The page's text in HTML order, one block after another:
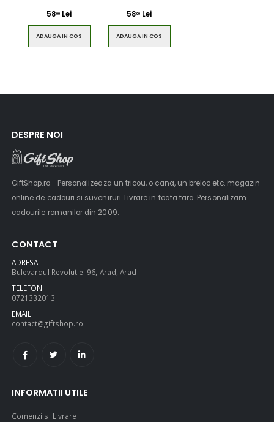
5800 Lei
ADAUGA IN COS
5800 Lei
ADAUGA IN COS
DESPRE NOI
GiftShop.ro - Personalizeaza un tricou, o cana, un breloc etc. magazin
online de cadouri si suveniruri. Livrare in toata tara. Personalizam
cadourile romanilor din 2009.
CONTACT
ADRESA:
Bulevardul Revolutiei 96, Arad, Arad
TELEFON:
0721332013
EMAIL:
contact@giftshop.ro
INFORMATII UTILE
Comenzi si Livrare